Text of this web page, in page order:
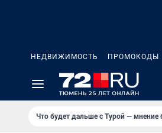
НЕДВИЖИМОСТЬ ПРОМОКОДЫ
Что будет дальше с Турой — мнение